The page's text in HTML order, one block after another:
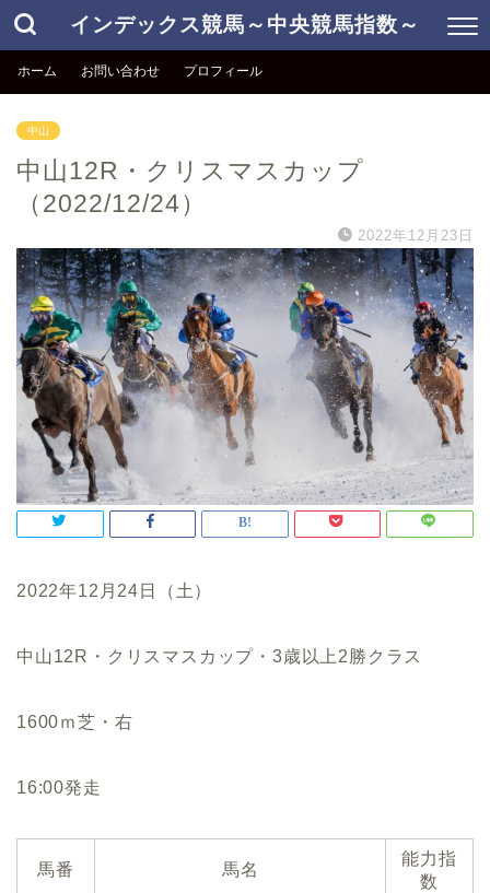
インデックス競馬～中央競馬指数～
ホーム お問い合わせ プロフィール
中山
中山12R・クリスマスカップ
（2022/12/24）
2022年12月23日
2022年12月24日（土）
中山12R・クリスマスカップ・3歳以上2勝クラス
1600ｍ芝・右
16:00発走
馬番 馬名
能力指
数